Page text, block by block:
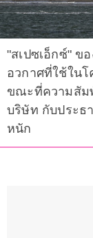
"สเปซเอ็กซ์" ข
อวกาศที่ใช้ใน
ขณะที่ความสัม
บริษัท กับประธ
หนัก